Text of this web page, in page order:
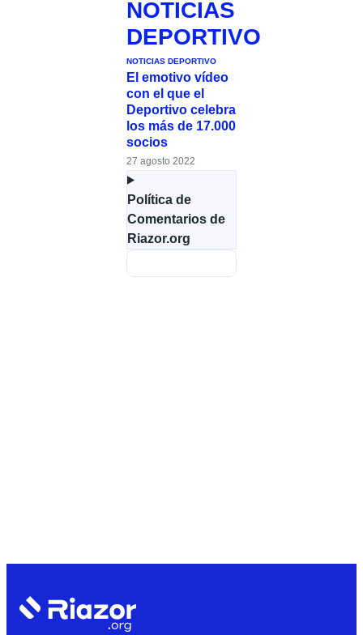
NOTICIAS
DEPORTIVO
NOTICIAS DEPORTIVO
El emotivo vídeo
con el que el
Deportivo celebra
los más de 17.000
socios
27 agosto 2022
Política de
Comentarios de
Riazor.org